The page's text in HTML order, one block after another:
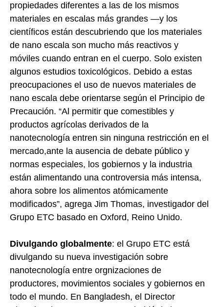
propiedades diferentes a las de los mismos
materiales en escalas más grandes —y los
científicos están descubriendo que los materiales
de nano escala son mucho más reactivos y
móviles cuando entran en el cuerpo. Solo existen
algunos estudios toxicológicos. Debido a estas
preocupaciones el uso de nuevos materiales de
nano escala debe orientarse según el Principio de
Precaución. “Al permitir que comestibles y
productos agrícolas derivados de la
nanotecnología entren sin ninguna restricción en el
mercado,ante la ausencia de debate público y
normas especiales, los gobiernos y la industria
están alimentando una controversia más intensa,
ahora sobre los alimentos atómicamente
modificados”, agrega Jim Thomas, investigador del
Grupo ETC basado en Oxford, Reino Unido.
Divulgando globalmente: el Grupo ETC está
divulgando su nueva investigación sobre
nanotecnología entre orgnizaciones de
productores, movimientos sociales y gobiernos en
todo el mundo. En Bangladesh, el Director